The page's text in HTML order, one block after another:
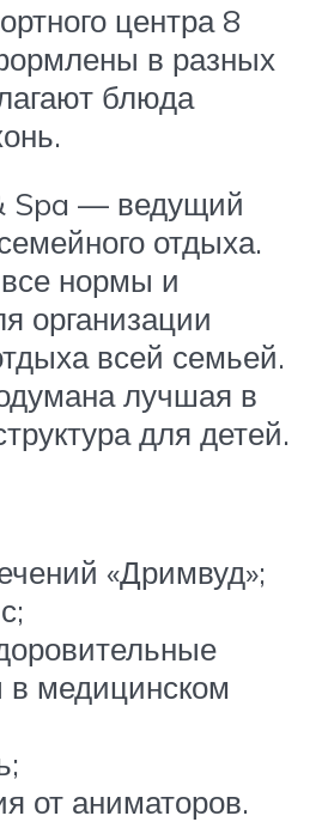
центра 8
в разных
блюда
Spa — ведущий
отдыха.
нормы и
организации
всей семьей.
лучшая в
для детей.
«Дримвуд»;
медицинском
от аниматоров.